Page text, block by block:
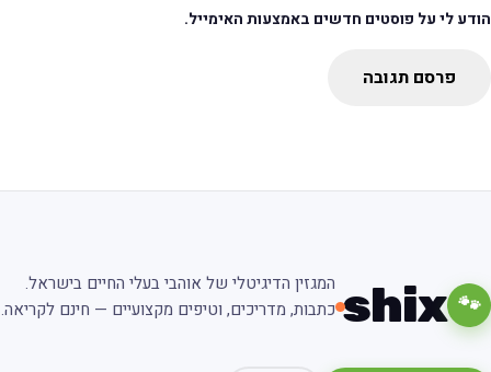
לי על פוסטים חדשים באמצעות האימייל.
פרסם תגובה
🐾
shix
המגזין הדיגיטלי של אוהבי בעלי החיים בישראל.
כתבות, מדריכים, וטיפים מקצועיים — חינם לקריאה.